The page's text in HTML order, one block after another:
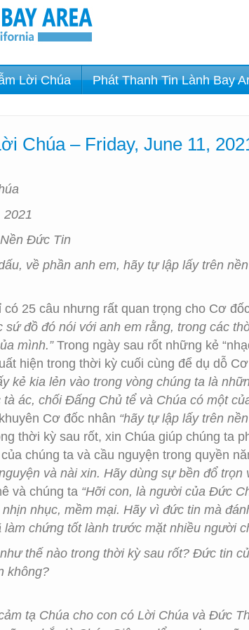
Lời Chúa Phát Thanh Tin Lành Bay
Chúa – Friday, June 11,
2021
Đức Tin
về phần anh em, hãy tự lập lấy trên
có 25 câu nhưng rất quan trọng cho Cơ
sứ đồ đó nói với anh em rằng, trong các
mình.”Trong ngày sau rốt những kẻ
hiện trong thời kỳ cuối cùng để dụ dỗ
kẻ kia lẻn vào trong vòng chúng ta là
tà ác, chối Đấng Chủ tể và Chúa có một
Cơ đốc nhân “hãy tự lập lấy trên
thời kỳ sau rốt, xin Chúa giúp chúng ta
chúng ta và cầu nguyện trong quyền
và nài xin. Hãy dùng sự bền đổ trọn
và chúng ta “Hỡi con, là người của Đức
nhục, mềm mại. Hãy vì đức tin mà
làm chứng tốt lành trước mặt nhiều người
thế nào trong thời kỳ sau rốt? Đức tin
không?
tạ Chúa cho con có Lời Chúa và Đức